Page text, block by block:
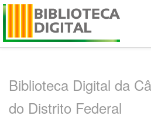
Skip
Biblioteca Digital da
do Distrito Federal